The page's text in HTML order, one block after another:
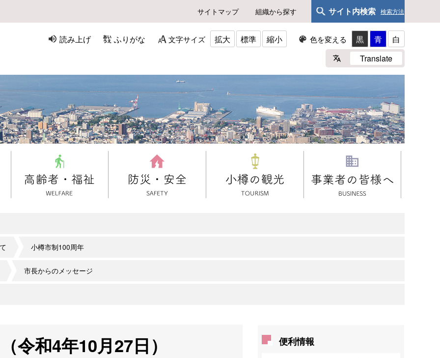
サイトマップ 組織から探す サイト内検索 検索方法
読み上げ ふりがな 文字サイズ 拡大 標準 縮小 色を変える 黒 青
白
Translate
小樽市制100周年
市長からのメッセージ
令和4年10月27日） 便利情報